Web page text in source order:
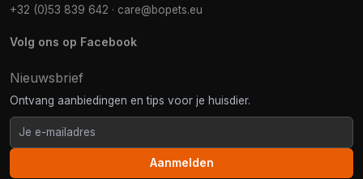
+32 (0)53 839 642 · care@bopets.eu
Volg ons op Facebook
Nieuwsbrief
Ontvang aanbiedingen en tips voor je huisdier.
Aanmelden